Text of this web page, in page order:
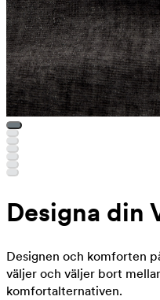
Designa din
Designen och komforten
väljer och väljer bort
komfortalternativen.